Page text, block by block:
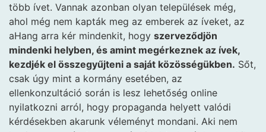
több ívet. Vannak azonban olyan települések még,
ahol még nem kapták meg az emberek az íveket, az
aHang arra kér mindenkit, hogy szerveződjön
mindenki helyben, és amint megérkeznek az ívek,
kezdjék el összegyűjteni a saját közösségükben. Sőt,
csak úgy mint a kormány esetében, az
ellenkonzultáció során is lesz lehetőség online
nyilatkozni arról, hogy propaganda helyett valódi
kérdésekben akarunk véleményt mondani. Aki nem